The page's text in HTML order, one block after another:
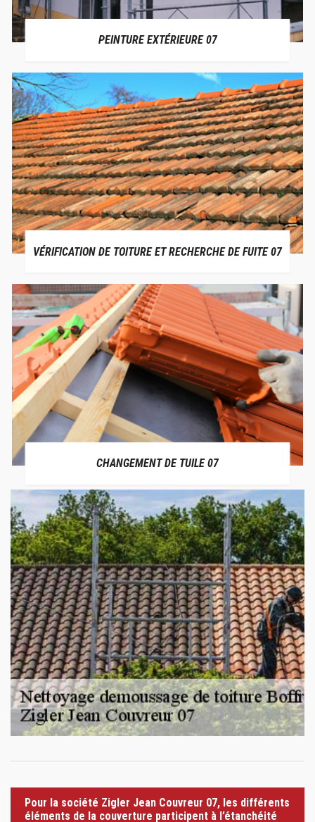
PEINTURE EXTÉRIEURE 07
VÉRIFICATION DE TOITURE ET RECHERCHE DE FUITE 07
CHANGEMENT DE TUILE 07
Pour la société Zigler Jean Couvreur 07, les différents
éléments de la couverture participent à l’étanchéité